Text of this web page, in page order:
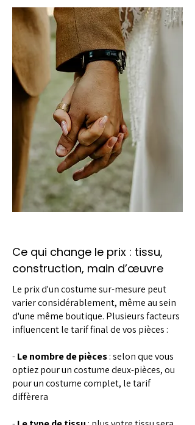
Ce qui change le prix : tissu,
construction, main d’œuvre
Le prix d'un costume sur-mesure peut
varier considérablement, même au sein
d'une même boutique. Plusieurs facteurs
influencent le tarif final de vos pièces :
-Le nombre de pièces: selon que vous
optiez pour un costume deux-pièces, ou
pour un costume complet, le tarif
diffèrera